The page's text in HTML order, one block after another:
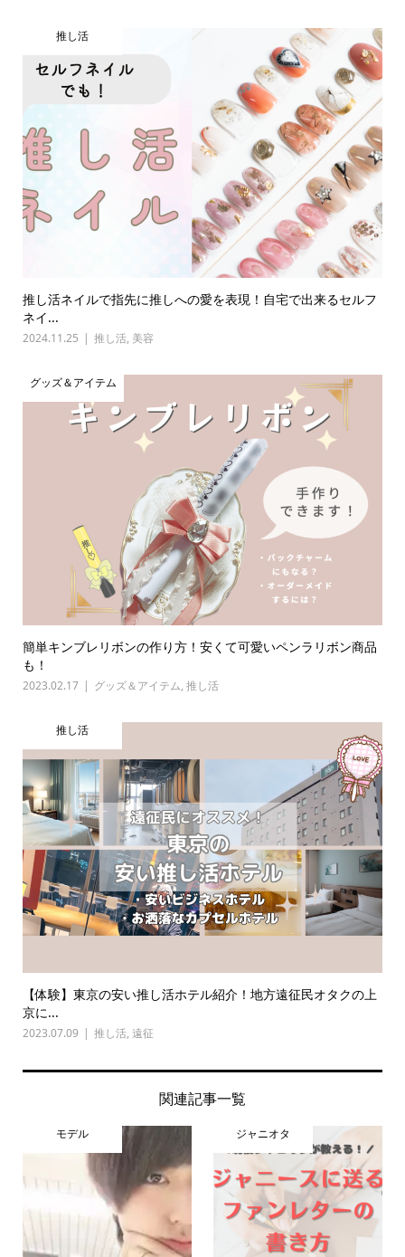
推し活
推し活ネイルで指先に推しへの愛を表現！自宅で出来るセルフ
ネイ...
2024.11.25 推し活, 美容
グッズ＆アイテム
簡単キンブレリボンの作り方！安くて可愛いペンラリボン商品
も！
2023.02.17 グッズ＆アイテム, 推し活
推し活
【体験】東京の安い推し活ホテル紹介！地方遠征民オタクの上
京に...
2023.07.09 推し活, 遠征
関連記事一覧
モデル ジャニオタ